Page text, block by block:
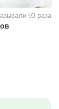
93 раза